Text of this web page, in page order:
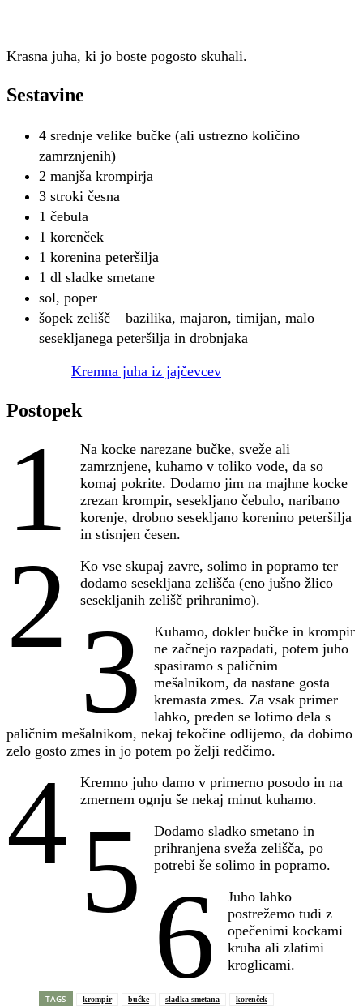
Krasna juha, ki jo boste pogosto skuhali.
Sestavine
4 srednje velike bučke (ali ustrezno količino
zamrznjenih)
2 manjša krompirja
3 stroki česna
1 čebula
1 korenček
1 korenina peteršilja
1 dl sladke smetane
sol, poper
šopek zelišč – bazilika, majaron, timijan, malo
sesekljanega peteršilja in drobnjaka
Kremna juha iz jajčevcev
Postopek
1
Na kocke narezane bučke, sveže ali
zamrznjene, kuhamo v toliko vode, da so
komaj pokrite. Dodamo jim na majhne kocke
zrezan krompir, sesekljano čebulo, naribano
korenje, drobno sesekljano korenino peteršilja
in stisnjen česen.
2
Ko vse skupaj zavre, solimo in popramo ter
dodamo sesekljana zelišča (eno jušno žlico
sesekljanih zelišč prihranimo).
3
Kuhamo, dokler bučke in krompir
ne začnejo razpadati, potem juho
spasiramo s paličnim
mešalnikom, da nastane gosta
kremasta zmes. Za vsak primer
lahko, preden se lotimo dela s
paličnim mešalnikom, nekaj tekočine odlijemo, da dobimo
zelo gosto zmes in jo potem po želji redčimo.
4
Kremno juho damo v primerno posodo in na
zmernem ognju še nekaj minut kuhamo.
5
Dodamo sladko smetano in
prihranjena sveža zelišča, po
potrebi še solimo in popramo.
6
Juho lahko
postrežemo tudi z
opečenimi kockami
kruha ali zlatimi
kroglicami.
TAGS krompir bučke sladka smetana korenček